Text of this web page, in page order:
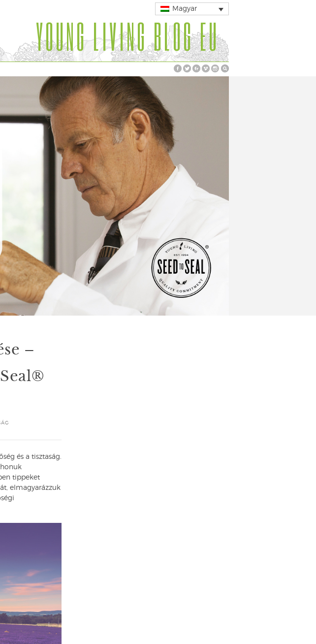
Magyar
YOUNG LIVING BLOG EU
–
és a tisztaság.
tippeket
elmagyarázzuk